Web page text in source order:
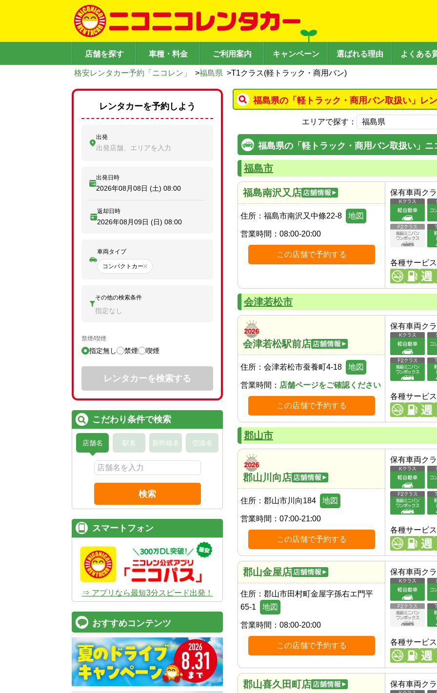
店舗を探す 車種・料金 ご利用案内 キャンペーン 選ばれる理由 よくある
格安レンタカー予約「ニコレン」 >福島県 >T1クラス(軽トラック・商用バン)
福島県の「軽トラック・商用バン取扱い」レ
エリアで探す：
福島県の「軽トラック・商用バン取扱い」
福島市
福島南沢又店
住所： 福島市南沢又中條22-8 地図
営業時間： 08:00-20:00
この店舗で予約する
保有車両ク
各種サービス
会津若松市
会津若松駅前店
住所： 会津若松市蚕養町4-18 地図
営業時間： 店舗ページをご確認ください
この店舗で予約する
保有車両ク
各種サービス
郡山市
郡山川向店
住所： 郡山市川向184 地図
営業時間： 07:00-21:00
この店舗で予約する
保有車両ク
各種サービス
郡山金屋店
住所： 郡山市田村町金屋字孫右エ門平
65-1
地図
営業時間： 08:00-20:00
この店舗で予約する
保有車両ク
各種サービス
郡山喜久田町店 保有車両ク
レンタカーを予約しよう
出発
出発店舗、エリアを入力
出発日時
2026年08月08日 (土) 08:00
返却日時
2026年08月09日 (日) 08:00
車両タイプ
コンパクトカー
その他の検索条件
指定なし
禁煙/喫煙
指定無し 禁煙 喫煙
レンタカーを検索する
こだわり条件で検索
店舗名 駅名 新幹線名 空港名
検索
スマートフォン
⇒ アプリなら最短3分スピード出発！
おすすめコンテンツ